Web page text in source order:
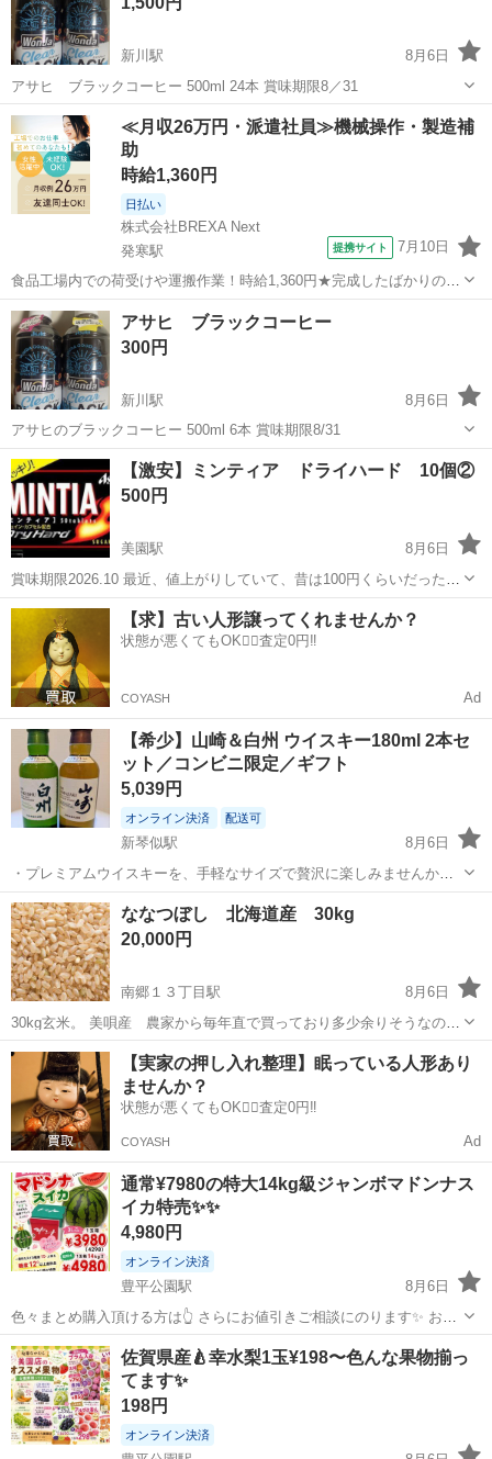
新川駅
8月6日
アサヒ ブラックコーヒー 500ml 24本 賞味期限8／31
北海道 札幌市 新川駅 食品 アサヒ
≪月収26万円・派遣社員≫機械操作・製造補
助
時給1,360円
日払い
株式会社BREXA Next
発寒駅
提携サイト 7月10日
食品工場内での荷受けや運搬作業！時給1,360円★完成したばかりの新
しい工場での勤務◎空調完備で1年中快適作業★日払い制度あり！マイ
カー通勤可！工場敷地内無料駐車場あり！休出ほぼなし！《北海道札
幌市手稲区》 人気の工場のお...
北海道 札幌市 発寒駅 その他
アサヒ ブラックコーヒー
300円
新川駅
8月6日
アサヒのブラックコーヒー 500ml 6本 賞味期限8/31
北海道 札幌市 新川駅
【激安】ミンティア ドライハード 10個②
500円
美園駅
8月6日
賞味期限2026.10 最近、値上がりしていて、昔は100円くらいだったの
に近所のラルズに行ったら、1個125円もしてびっくりしました 毎月た
くさん消費する方、眠気覚ましや気分転換、ダイエットしたい方な
ど、なるべく安く...
北海道 札幌市 美園駅 食品 ミンティア
【求】古い人形譲ってくれませんか？
状態が悪くてもOK🙆‍♀️査定0円‼️
COYASH Ad
【希少】山崎＆白州 ウイスキー180ml 2本セ
ット／コンビニ限定／ギフト
5,039円
オンライン決済 配送可
新琴似駅
8月6日
・プレミアムウイスキーを、手軽なサイズで贅沢に楽しみませんか？
・サントリーの誇るシングルモルト「山崎」と「白州」を、それぞれ
180mlのミニボトルでお届けします！ --- セット内容 ・山崎 シングル
モルト ウイスキー 1...
北海道 札幌市 食品 シングルモルト
ななつぼし 北海道産 30kg
20,000円
南郷１３丁目駅
8月6日
30kg玄米。 美唄産 農家から毎年直で買っており多少余りそうなので
ほしいかたご連絡下さい。 15kg、5kg、10kgご相談下さい。 dcm等の
コイン精米機で精米すれば白米になりますよ。 500円程度 自分好み
の磨き率...
北海道 札幌市 南郷１３丁目駅 食品 ななつぼし
【実家の押し入れ整理】眠っている人形あり
ませんか？
状態が悪くてもOK🙆‍♀️査定0円‼️
COYASH Ad
通常¥7980の特大14kg級ジャンボマドンナス
イカ特売✨✨
4,980円
オンライン決済
豊平公園駅
8月6日
色々まとめ購入頂ける方は👆 さらにお値引きご相談にのります✨ お気
軽に声かけください🤗
北海道 札幌市 豊平公園駅 食品
佐賀県産🍐幸水梨1玉¥198〜色んな果物揃っ
てます✨
198円
オンライン決済